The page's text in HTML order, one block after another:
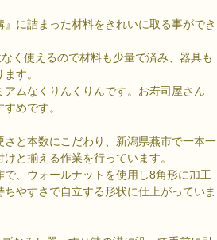
に詰まった材料をきれいに取る事ができ
く使えるので材料も少量で済み、器具も
す。
ムなくりんくりんです。お寿司屋さん
めです。
と本数にこだわり、新潟県燕市で一本一
と揃える作業を行っています。
、ウォールナットを使用し8角形に加工
やすさで自立する形状に仕上がっていま